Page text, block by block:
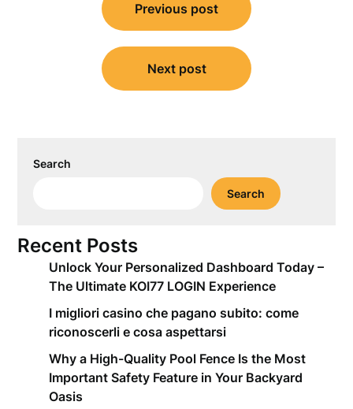
navigation
Previous post
Next post
Search
Search
Recent Posts
Unlock Your Personalized Dashboard Today –
The Ultimate KOI77 LOGIN Experience
I migliori casino che pagano subito: come
riconoscerli e cosa aspettarsi
Why a High-Quality Pool Fence Is the Most
Important Safety Feature in Your Backyard
Oasis